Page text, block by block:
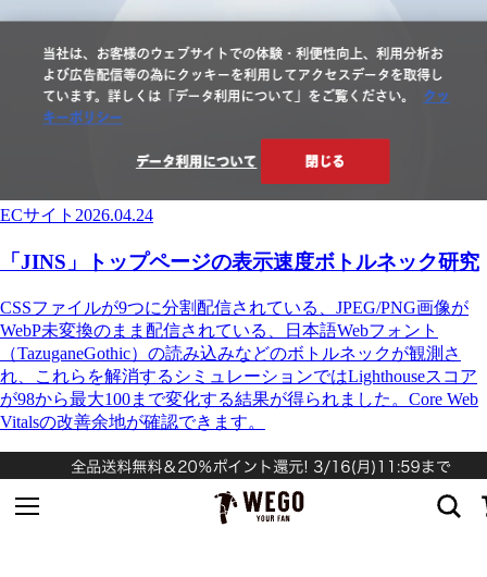
ECサイト 2026.04.24
「JINS」トップページの表示速度ボトルネック研究
CSSファイルが9つに分割配信されている、JPEG/PNG画像が
WebP未変換のまま配信されている、日本語Webフォント
（TazuganeGothic）の読み込みなどのボトルネックが観測さ
れ、これらを解消するシミュレーションではLighthouseスコア
が98から最大100まで変化する結果が得られました。Core Web
Vitalsの改善余地が確認できます。